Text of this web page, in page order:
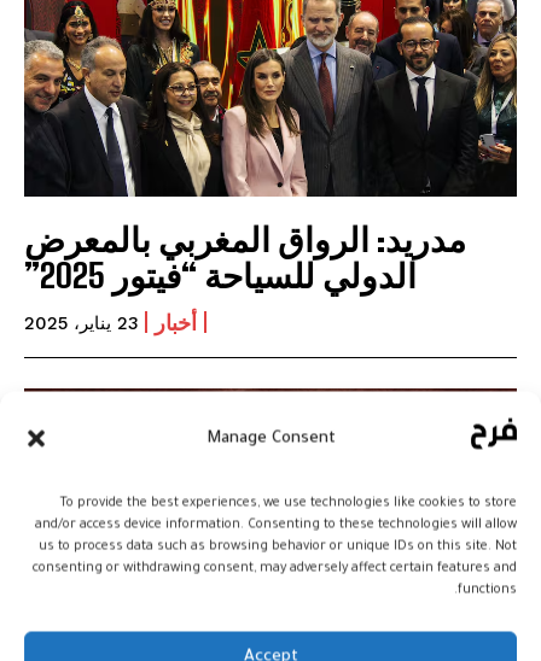
Manage Consent
To provide the best experiences, we use technologies like cookies to store
and/or access device information. Consenting to these technologies will allow
us to process data such as browsing behavior or unique IDs on this site. Not
consenting or withdrawing consent, may adversely affect certain features and
functions.
Accept
مدريد: الرواق المغربي بالمعرض
الدولي للسياحة “فيتور 2025”
أخبار 23 يناير، 2025